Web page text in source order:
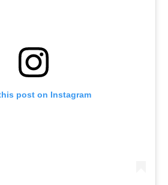
post on Instagram